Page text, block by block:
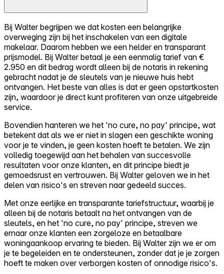
Bij Walter begrijpen we dat kosten een belangrijke
overweging zijn bij het inschakelen van een digitale
makelaar. Daarom hebben we een helder en transparant
prijsmodel. Bij Walter betaal je een eenmalig tarief van €
2.950 en dit bedrag wordt alleen bij de notaris in rekening
gebracht nadat je de sleutels van je nieuwe huis hebt
ontvangen. Het beste van alles is dat er geen opstartkosten
zijn, waardoor je direct kunt profiteren van onze uitgebreide
service.
Bovendien hanteren we het 'no cure, no pay' principe, wat
betekent dat als we er niet in slagen een geschikte woning
voor je te vinden, je geen kosten hoeft te betalen. We zijn
volledig toegewijd aan het behalen van succesvolle
resultaten voor onze klanten, en dit principe biedt je
gemoedsrust en vertrouwen. Bij Walter geloven we in het
delen van risico's en streven naar gedeeld succes.
Met onze eerlijke en transparante tariefstructuur, waarbij je
alleen bij de notaris betaalt na het ontvangen van de
sleutels, en het 'no cure, no pay' principe, streven we
ernaar onze klanten een zorgeloze en betaalbare
woningaankoop ervaring te bieden. Bij Walter zijn we er om
je te begeleiden en te ondersteunen, zonder dat je je zorgen
hoeft te maken over verborgen kosten of onnodige risico's.